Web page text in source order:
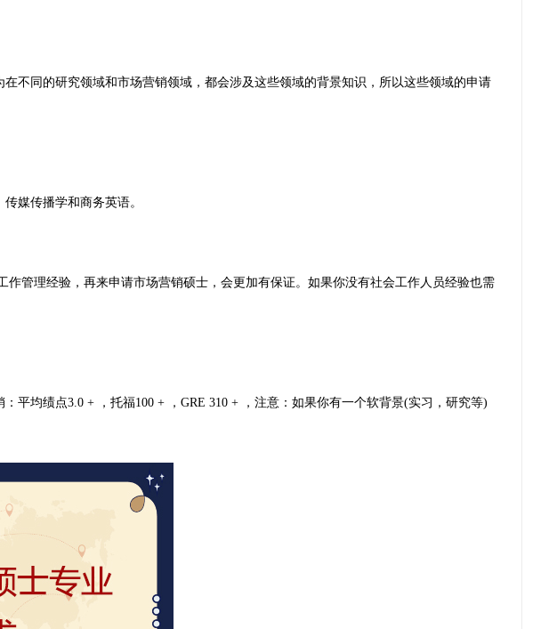
不同的研究领域和市场营销领域，都会涉及这些领域的背景知识，所以这些领域的申请
媒传播学和商务英语。
管理经验，再来申请市场营销硕士，会更加有保证。如果你没有社会工作人员经验也需
平均绩点3.0 + ，托福100 + ，GRE 310 + ，注意：如果你有一个软背景(实习，研究等)